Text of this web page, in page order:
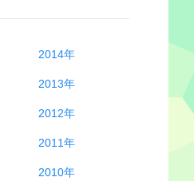
2014年
2013年
2012年
2011年
2010年